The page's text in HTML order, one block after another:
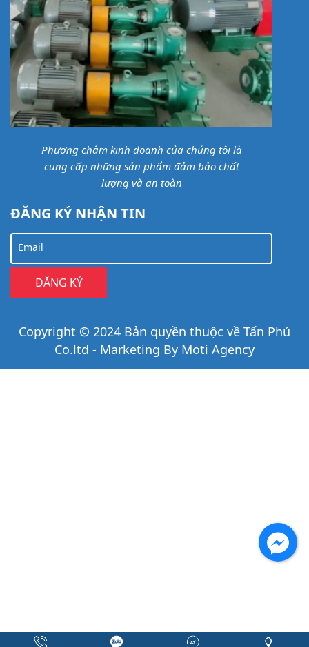
Phương châm kinh doanh của chúng tôi là
cung cấp những sản phẩm đảm bảo chất
lượng và an toàn
ĐĂNG KÝ NHẬN TIN
Email
Copyright © 2024 Bản quyền thuộc về Tấn Phú
Co.ltd - Marketing By Moti Agency